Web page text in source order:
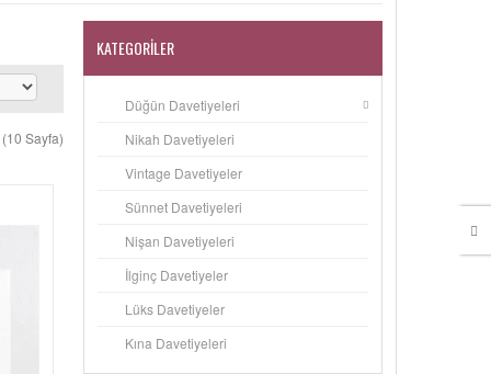
Sayfa)
KATEGORILER
Düğün Davetiyeleri
Nikah Davetiyeleri
Vintage Davetiyeler
Sünnet Davetiyeleri
Nişan Davetiyeleri
İlginç Davetiyeler
Lüks Davetiyeler
Kına Davetiyeleri